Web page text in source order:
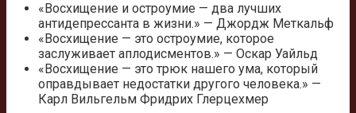
«Восхищение и остроумие — два лучших
антидепрессанта в жизни.» — Джордж Меткальф
«Восхищение — это остроумие, которое
заслуживает аплодисментов.» — Оскар Уайльд
«Восхищение — это трюк нашего ума, который
оправдывает недостатки другого человека.» —
Карл Вильгельм Фридрих Глерцехмер